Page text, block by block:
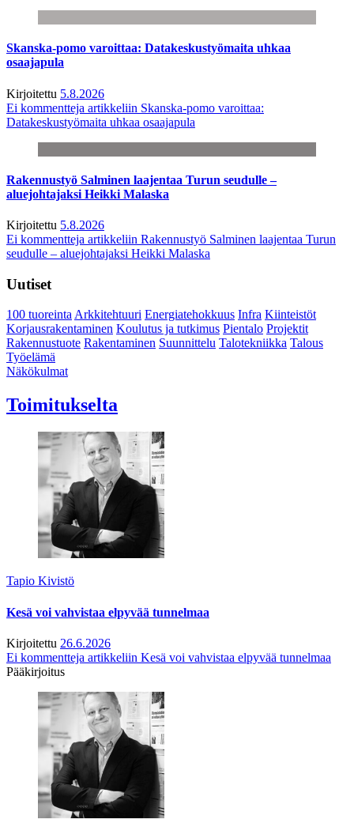
Skanska-pomo varoittaa: Datakeskustyömaita uhkaa
osaajapula
Kirjoitettu 5.8.2026
Ei kommentteja artikkeliin Skanska-pomo varoittaa:
Datakeskustyömaita uhkaa osaajapula
Rakennustyö Salminen laajentaa Turun seudulle –
aluejohtajaksi Heikki Malaska
Kirjoitettu 5.8.2026
Ei kommentteja artikkeliin Rakennustyö Salminen laajentaa Turun
seudulle – aluejohtajaksi Heikki Malaska
Uutiset
100 tuoreintaArkkitehtuuri Energiatehokkuus Infra Kiinteistöt
Korjausrakentaminen Koulutus ja tutkimus Pientalo Projektit
Rakennustuote Rakentaminen Suunnittelu Talotekniikka Talous
Työelämä
Näkökulmat
Toimitukselta
Tapio Kivistö
Kesä voi vahvistaa elpyvää tunnelmaa
Kirjoitettu 26.6.2026
Ei kommentteja artikkeliin Kesä voi vahvistaa elpyvää tunnelmaa
Pääkirjoitus